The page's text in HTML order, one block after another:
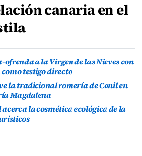
canaria en el
a la Virgen de las Nieves con
testigo directo
la tradicional romería de Conil en
Magdalena
la cosmética ecológica de la